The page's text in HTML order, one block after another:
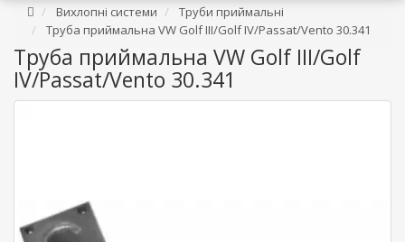
Вихлопні системи
Труби приймальні
Труба приймальна VW Golf III/Golf IV/Passat/Vento 30.341
Труба приймальна VW Golf III/Golf
IV/Passat/Vento 30.341